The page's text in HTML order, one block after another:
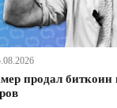
продал биткоин